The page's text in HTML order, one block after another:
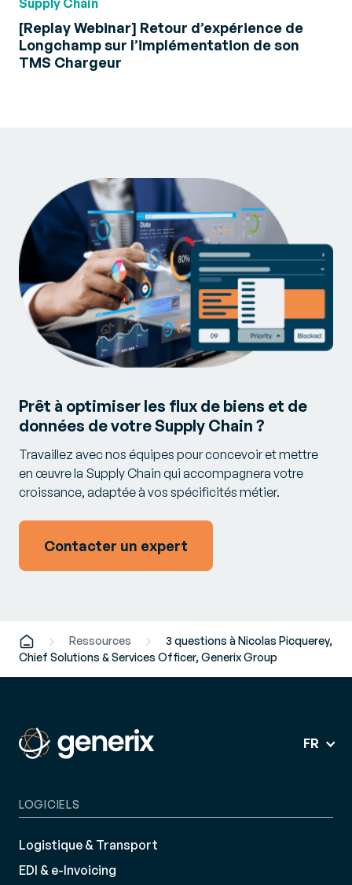
Supply Chain
[Replay Webinar] Retour d’expérience de
Longchamp sur l’implémentation de son
TMS Chargeur
Prêt à optimiser les flux de biens et de
données de votre Supply Chain ?
Travaillez avec nos équipes pour concevoir et mettre
en œuvre la Supply Chain qui accompagnera votre
croissance, adaptée à vos spécificités métier.
Contacter un expert
Ressources
3 questions à Nicolas Picquerey,
Chief Solutions & Services Officer, Generix Group
FR
LOGICIELS
Logistique & Transport
EDI & e-Invoicing